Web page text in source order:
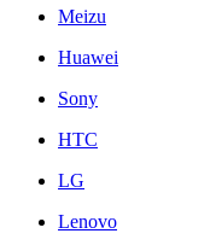
Meizu
Huawei
Sony
HTC
LG
Lenovo